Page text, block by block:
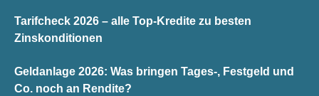
Tarifcheck 2026 – alle Top-Kredite zu besten
Zinskonditionen
Geldanlage 2026: Was bringen Tages-, Festgeld und
Co. noch an Rendite?